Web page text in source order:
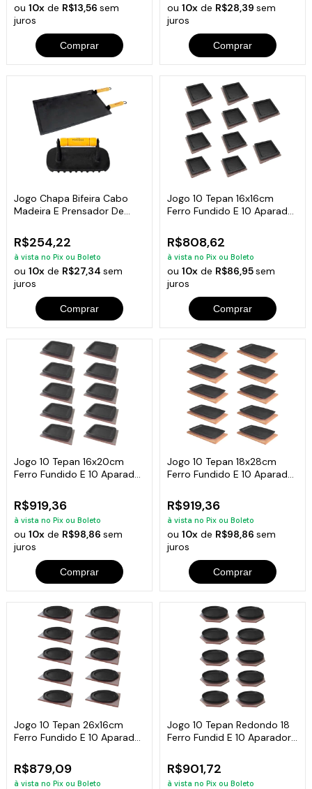
ou10x de R$13,56sem
juros
Comprar
ou 10xde R$28,39 sem
juros
Comprar
Jogo Chapa Bifeira Cabo
Madeira E Prensador De
R$254,22
à vista no Pix ou Boleto
ou10x de R$27,34sem
juros
Comprar
Jogo 10 Tepan 16x16cm
Ferro Fundido E 10 Aparador
R$808,62
à vista no Pix ou Boleto
ou 10xde R$86,95sem
juros
Comprar
Jogo 10 Tepan 16x20cm
Ferro Fundido E 10 Aparador
R$919,36
à vista no Pix ou Boleto
ou10x de R$98,86sem
juros
Comprar
Jogo 10 Tepan 18x28cm
Ferro Fundido E 10 Aparador
R$919,36
à vista no Pix ou Boleto
ou 10xde R$98,86 sem
juros
Comprar
Jogo 10 Tepan 26x16cm
Ferro Fundido E 10 Aparador
R$879,09
à vista no Pix ou Boleto
Jogo 10 Tepan Redondo 18
Ferro Fundid E 10 Aparador
R$901,72
à vista no Pix ou Boleto